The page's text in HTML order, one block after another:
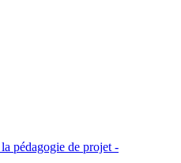
pédagogie de projet -